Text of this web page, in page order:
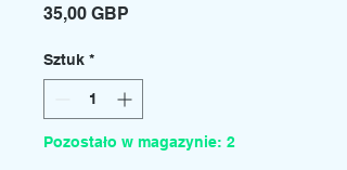
35,00 GBP
Sztuk *
Pozostało w magazynie: 2